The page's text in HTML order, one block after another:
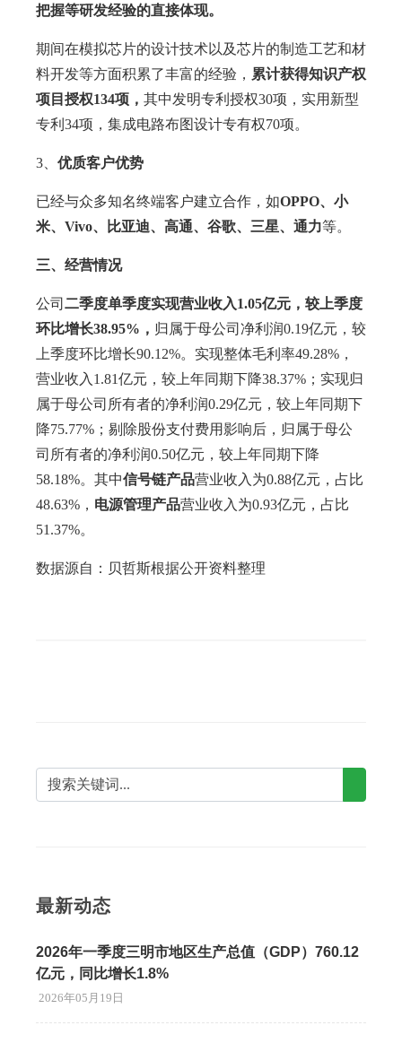
把握等研发经验的直接体现。
期间在模拟芯片的设计技术以及芯片的制造工艺和材
料开发等方面积累了丰富的经验， 累计获得知识产权
项目授权134项， 其中发明专利授权30项，实用新型
专利34项，集成电路布图设计专有权70项。
3、 优质客户优势
已经与众多知名终端客户建立合作，如OPPO、小
米、Vivo、比亚迪、高通、谷歌、三星、通力等。
三、经营情况
公司 二季度单季度实现营业收入1.05亿元，较上季度
环比增长38.95%， 归属于母公司净利润0.19亿元，较
上季度环比增长90.12%。实现整体毛利率49.28%，
营业收入1.81亿元，较上年同期下降38.37%；实现归
属于母公司所有者的净利润0.29亿元，较上年同期下
降75.77%；剔除股份支付费用影响后，归属于母公
司所有者的净利润0.50亿元，较上年同期下降
58.18%。其中信号链产品营业收入为0.88亿元，占比
48.63%， 电源管理产品营业收入为0.93亿元，占比
51.37%。
数据源自：贝哲斯根据公开资料整理
最新动态
2026年一季度三明市地区生产总值（GDP）760.12
亿元，同比增长1.8%
2026年05月19日